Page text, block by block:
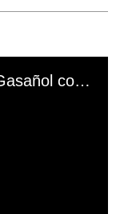
El mal momento de Yanina Gasañol con un hincha argentino en "Subrayado"